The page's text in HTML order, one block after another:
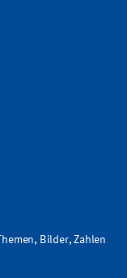
Bilder, Zahlen